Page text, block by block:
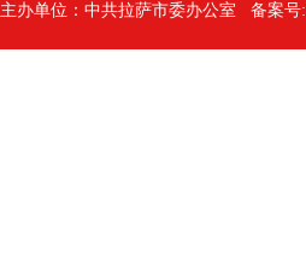
主办单位：中共拉萨市委办公室 备案号: